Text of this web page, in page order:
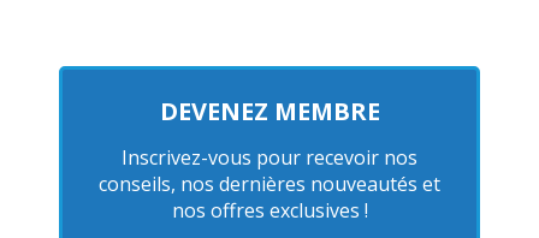
DEVENEZ MEMBRE
Inscrivez-vous pour recevoir nos
conseils, nos dernières nouveautés et
nos offres exclusives !